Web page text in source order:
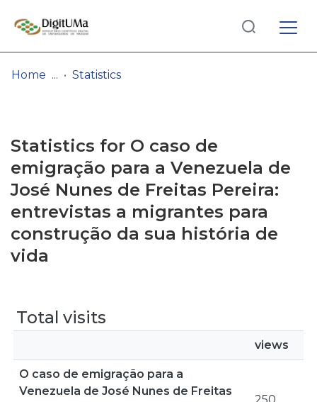
Browse repository
Entities
Log
In(current)
Home Statistics
Statistics for O caso de
emigração para a Venezuela de
José Nunes de Freitas Pereira:
entrevistas a migrantes para
construção da sua história de
vida
Total visits
views
O caso de emigração para a
Venezuela de José Nunes de Freitas